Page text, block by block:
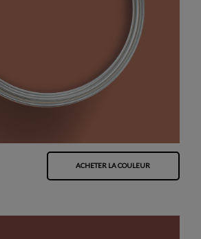
ACHETER LA COULEUR